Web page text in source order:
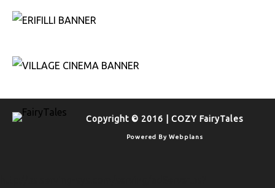
Copyright © 2016 | COZY FairyTales
Powered By Webplans